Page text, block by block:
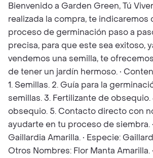
Bienvenido a Garden Green, Tú
realizada la compra, te indicaremos
proceso de germinación paso a
precisa, para que este sea exitoso,
vendemos una semilla, te
de tener un jardín hermoso. •
1. Semillas. 2. Guía para la
semillas. 3. Fertilizante de obsequio.
obsequio. 5. Contacto directo con
ayudarte en tu proceso de siembra.
Gaillardia Amarilla. • Especie:
Otros Nombres: Flor Manta Amarilla.